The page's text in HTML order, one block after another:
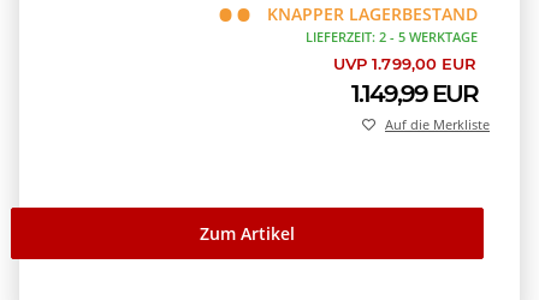
KNAPPER LAGERBESTAND
LIEFERZEIT: 2 - 5 WERKTAGE
UVP 1.799,00 EUR
1.149,99 EUR
Zum Artikel
Auf die Merkliste